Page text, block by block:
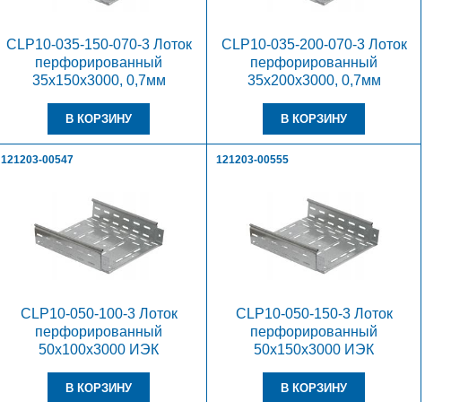
CLP10-035-150-070-3 Лоток
перфорированный
35х150х3000, 0,7мм
CLP10-035-200-070-3 Лоток
перфорированный
35х200х3000, 0,7мм
121203-00547
CLP10-050-100-3 Лоток
перфорированный
50х100х3000 ИЭК
121203-00555
CLP10-050-150-3 Лоток
перфорированный
50х150х3000 ИЭК